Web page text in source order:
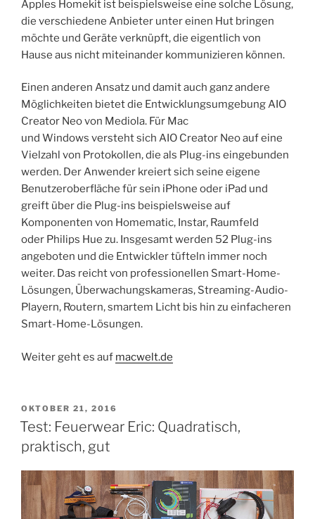
Apples Homekit ist beispielsweise eine solche Lösung,
die verschiedene Anbieter unter einen Hut bringen
möchte und Geräte verknüpft, die eigentlich von
Hause aus nicht miteinander kommunizieren können.
Einen anderen Ansatz und damit auch ganz andere
Möglichkeiten bietet die Entwicklungsumgebung AIO
Creator Neo von Mediola. Für Mac
und Windows versteht sich AIO Creator Neo auf eine
Vielzahl von Protokollen, die als Plug-ins eingebunden
werden. Der Anwender kreiert sich seine eigene
Benutzeroberfläche für sein iPhone oder iPad und
greift über die Plug-ins beispielsweise auf
Komponenten von Homematic, Instar, Raumfeld
oder Philips Hue zu. Insgesamt werden 52 Plug-ins
angeboten und die Entwickler tüfteln immer noch
weiter. Das reicht von professionellen Smart-Home-
Lösungen, Überwachungskameras, Streaming-Audio-
Playern, Routern, smartem Licht bis hin zu einfacheren
Smart-Home-Lösungen.
Weiter geht es auf macwelt.de
VERÖFFENTLICHT
AM
OKTOBER 21, 2016
Test: Feuerwear Eric: Quadratisch,
praktisch, gut